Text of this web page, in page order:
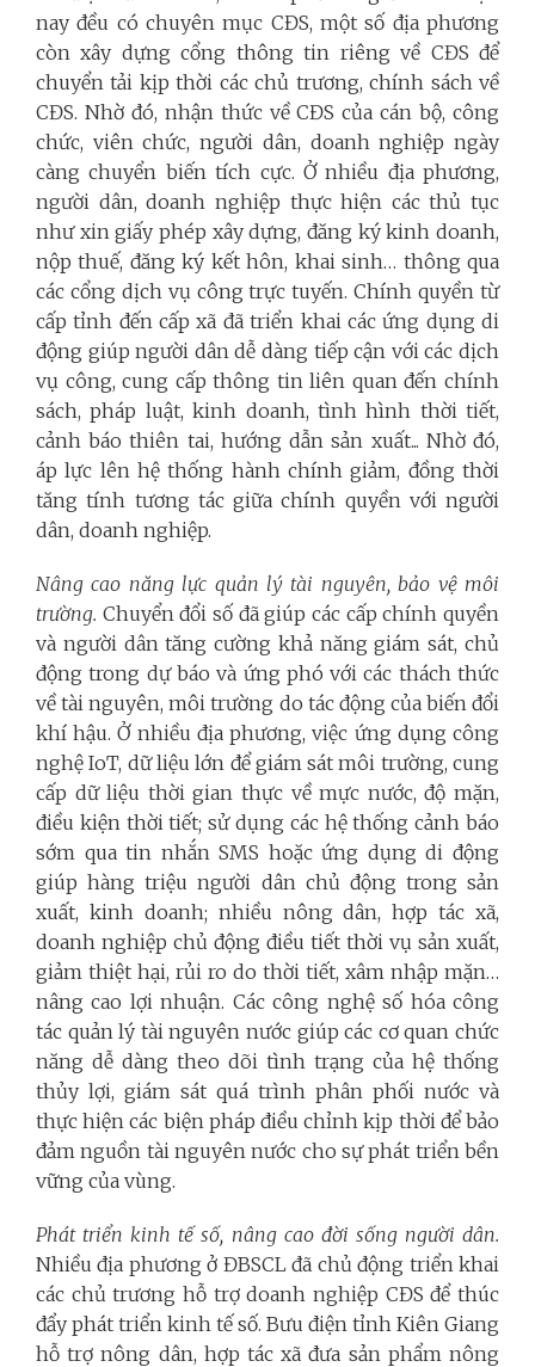
nay đều có chuyên mục CĐS, một số địa phương
còn xây dựng cổng thông tin riêng về CĐS để
chuyển tải kịp thời các chủ trương, chính sách về
CĐS. Nhờ đó, nhận thức về CĐS của cán bộ, công
chức, viên chức, người dân, doanh nghiệp ngày
càng chuyển biến tích cực. Ở nhiều địa phương,
người dân, doanh nghiệp thực hiện các thủ tục
như xin giấy phép xây dựng, đăng ký kinh doanh,
nộp thuế, đăng ký kết hôn, khai sinh… thông qua
các cổng dịch vụ công trực tuyến. Chính quyền từ
cấp tỉnh đến cấp xã đã triển khai các ứng dụng di
động giúp người dân dễ dàng tiếp cận với các dịch
vụ công, cung cấp thông tin liên quan đến chính
sách, pháp luật, kinh doanh, tình hình thời tiết,
cảnh báo thiên tai, hướng dẫn sản xuất... Nhờ đó,
áp lực lên hệ thống hành chính giảm, đồng thời
tăng tính tương tác giữa chính quyền với người
dân, doanh nghiệp.
Nâng cao năng lực quản lý tài nguyên, bảo vệ môi
trường. Chuyển đổi số đã giúp các cấp chính quyền
và người dân tăng cường khả năng giám sát, chủ
động trong dự báo và ứng phó với các thách thức
về tài nguyên, môi trường do tác động của biến đổi
khí hậu. Ở nhiều địa phương, việc ứng dụng công
nghệ IoT, dữ liệu lớn để giám sát môi trường, cung
cấp dữ liệu thời gian thực về mực nước, độ mặn,
điều kiện thời tiết; sử dụng các hệ thống cảnh báo
sớm qua tin nhắn SMS hoặc ứng dụng di động
giúp hàng triệu người dân chủ động trong sản
xuất, kinh doanh; nhiều nông dân, hợp tác xã,
doanh nghiệp chủ động điều tiết thời vụ sản xuất,
giảm thiệt hại, rủi ro do thời tiết, xâm nhập mặn…
nâng cao lợi nhuận. Các công nghệ số hóa công
tác quản lý tài nguyên nước giúp các cơ quan chức
năng dễ dàng theo dõi tình trạng của hệ thống
thủy lợi, giám sát quá trình phân phối nước và
thực hiện các biện pháp điều chỉnh kịp thời để bảo
đảm nguồn tài nguyên nước cho sự phát triển bền
vững của vùng.
Phát triển kinh tế số, nâng cao đời sống người dân.
Nhiều địa phương ở ĐBSCL đã chủ động triển khai
các chủ trương hỗ trợ doanh nghiệp CĐS để thúc
đẩy phát triển kinh tế số. Bưu điện tỉnh Kiên Giang
hỗ trợ nông dân, hợp tác xã đưa sản phẩm nông